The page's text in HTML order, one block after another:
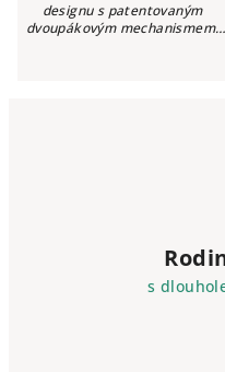
s
designu s patentovaným
dvoupákovým mechanismem,